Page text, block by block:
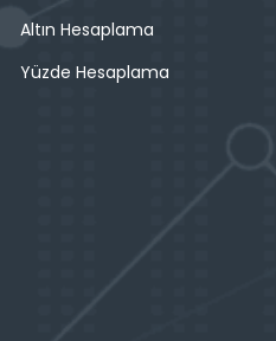
Altın Hesaplama
Yüzde Hesaplama